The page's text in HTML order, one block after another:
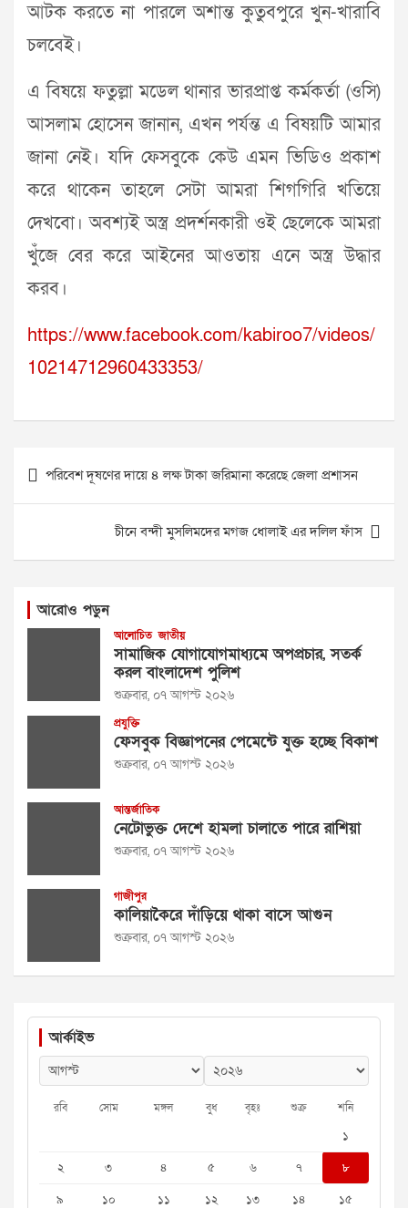
আটক করতে না পারলে অশান্ত কুতুবপুরে খুন-খারাবি
চলবেই।
এ বিষয়ে ফতুল্লা মডেল থানার ভারপ্রাপ্ত কর্মকর্তা (ওসি)
আসলাম হোসেন জানান, এখন পর্যন্ত এ বিষয়টি আমার
জানা নেই। যদি ফেসবুকে কেউ এমন ভিডিও প্রকাশ
করে থাকেন তাহলে সেটা আমরা শিগগিরি খতিয়ে
দেখবো। অবশ্যই অস্ত্র প্রদর্শনকারী ওই ছেলেকে আমরা
খুঁজে বের করে আইনের আওতায় এনে অস্ত্র উদ্ধার
করব।
https://www.facebook.com/kabiroo7/videos/
10214712960433353/
Post
navigation
পরিবেশ দূষণের দায়ে ৪ লক্ষ টাকা জরিমানা করেছে জেলা প্রশাসন
চীনে বন্দী মুসলিমদের মগজ ধোলাই এর দলিল ফাঁস
আরোও পড়ুন
আলোচিত জাতীয়
সামাজিক যোগাযোগমাধ্যমে অপপ্রচার, সতর্ক
করল বাংলাদেশ পুলিশ
শুক্রবার, ০৭ আগস্ট ২০২৬
প্রযুক্তি
ফেসবুক বিজ্ঞাপনের পেমেন্টে যুক্ত হচ্ছে বিকাশ
শুক্রবার, ০৭ আগস্ট ২০২৬
আন্তর্জাতিক
নেটোভুক্ত দেশে হামলা চালাতে পারে রাশিয়া
শুক্রবার, ০৭ আগস্ট ২০২৬
গাজীপুর
কালিয়াকৈরে দাঁড়িয়ে থাকা বাসে আগুন
শুক্রবার, ০৭ আগস্ট ২০২৬
আর্কাইভ
রবি সোম মঙ্গল বুধ বৃহঃ শুক্র শনি
১
২
৩ ৪ ৫ ৬ ৭
৮
৯
১০ ১১ ১২ ১৩ ১৪ ১৫